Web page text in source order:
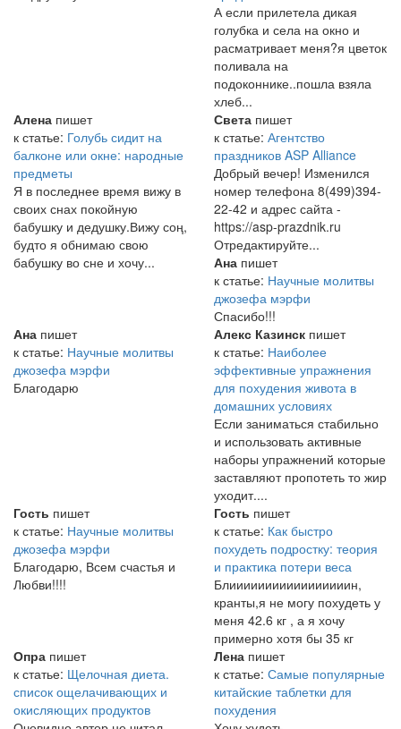
А если прилетела дикая
голубка и села на окно и
расматривает меня?я цветок
поливала на
подоконнике..пошла взяла
хлеб...
Алена пишет
к статье: Голубь сидит на
балконе или окне: народные
предметы
Я в последнее время вижу в
своих снах покойную
бабушку и дедушку.Вижу соң,
будто я обнимаю свою
бабушку во сне и хочу...
Света пишет
к статье: Агентство
праздников ASP Alliance
Добрый вечер! Изменился
номер телефона 8(499)394-
22-42 и адрес сайта -
https://asp-prazdnik.ru
Отредактируйте...
Ана пишет
к статье: Научные молитвы
джозефа мэрфи
Спасибо!!!
Ана пишет
к статье: Научные молитвы
джозефа мэрфи
Благодарю
Алекс Казинск пишет
к статье: Наиболее
эффективные упражнения
для похудения живота в
домашних условиях
Если заниматься стабильно
и использовать активные
наборы упражнений которые
заставляют пропотеть то жир
уходит....
Гость пишет
к статье: Научные молитвы
джозефа мэрфи
Благодарю, Всем счастья и
Любви!!!!
Гость пишет
к статье: Как быстро
похудеть подростку: теория
и практика потери веса
Блииииииииииииииииин,
кранты,я не могу похудеть у
меня 42.6 кг , а я хочу
примерно хотя бы 35 кг
Опра пишет
к статье: Щелочная диета.
список ощелачивающих и
окисляющих продуктов
Лена пишет
к статье: Самые популярные
китайские таблетки для
похудения